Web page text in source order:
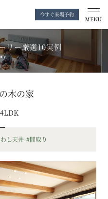
今すぐ来場予約
MENU
リー厳選10実例
木の家
し天井 #間取り